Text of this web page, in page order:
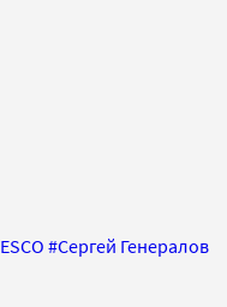
#Сергей Генералов